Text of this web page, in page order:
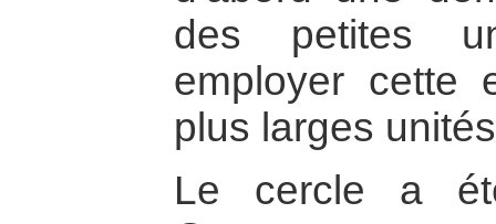
des petites
employer cette
plus larges
Le cercle a